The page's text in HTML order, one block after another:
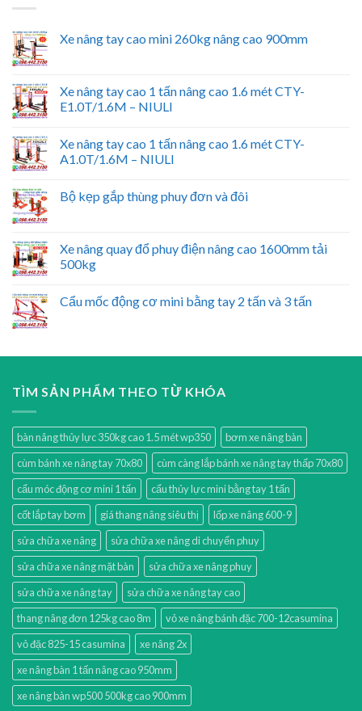
Xe nâng tay cao mini 260kg nâng cao 900mm
Xe nâng tay cao 1 tấn nâng cao 1.6 mét CTY-
E1.0T/1.6M – NIULI
Xe nâng tay cao 1 tấn nâng cao 1.6 mét CTY-
A1.0T/1.6M – NIULI
Bộ kẹp gắp thùng phuy đơn và đôi
Xe nâng quay đổ phuy điện nâng cao 1600mm tải
500kg
Cẩu mốc động cơ mini bằng tay 2 tấn và 3 tấn
TÌM SẢN PHẨM THEO TỪ KHÓA
bàn nâng thủy lực 350kg cao 1.5 mét wp350
bơm xe nâng bàn
cùm bánh xe nâng tay 70x80
cùm càng lắp bánh xe nâng tay thấp 70x80
cẩu móc động cơ mini 1 tấn
cẩu thủy lực mini bằng tay 1 tấn
cốt lắp tay bơm
giá thang nâng siêu thị
lốp xe nâng 600-9
sửa chữa xe nâng
sửa chữa xe nâng di chuyển phuy
sửa chữa xe nâng mặt bàn
sửa chữa xe nâng phuy
sửa chữa xe nâng tay
sửa chữa xe nâng tay cao
thang nâng đơn 125kg cao 8m
vỏ xe nâng bánh đặc 700-12casumina
vỏ đặc 825-15 casumina
xe nâng 2x
xe nâng bàn 1 tấn nâng cao 950mm
xe nâng bàn wp500 500kg cao 900mm